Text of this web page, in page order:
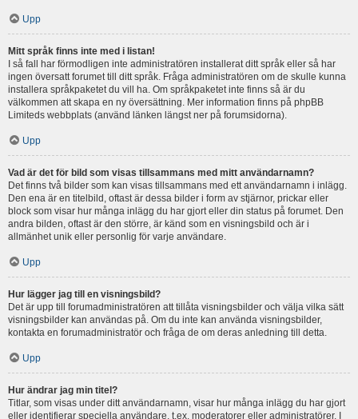
Upp
Mitt språk finns inte med i listan!
I så fall har förmodligen inte administratören installerat ditt språk eller så har
ingen översatt forumet till ditt språk. Fråga administratören om de skulle kunna
installera språkpaketet du vill ha. Om språkpaketet inte finns så är du
välkommen att skapa en ny översättning. Mer information finns på phpBB
Limiteds webbplats (använd länken längst ner på forumsidorna).
Upp
Vad är det för bild som visas tillsammans med mitt användarnamn?
Det finns två bilder som kan visas tillsammans med ett användarnamn i inlägg.
Den ena är en titelbild, oftast är dessa bilder i form av stjärnor, prickar eller
block som visar hur många inlägg du har gjort eller din status på forumet. Den
andra bilden, oftast är den större, är känd som en visningsbild och är i
allmänhet unik eller personlig för varje användare.
Upp
Hur lägger jag till en visningsbild?
Det är upp till forumadministratören att tillåta visningsbilder och välja vilka sätt
visningsbilder kan användas på. Om du inte kan använda visningsbilder,
kontakta en forumadministratör och fråga de om deras anledning till detta.
Upp
Hur ändrar jag min titel?
Titlar, som visas under ditt användarnamn, visar hur många inlägg du har gjort
eller identifierar speciella användare, t.ex. moderatorer eller administratörer. I